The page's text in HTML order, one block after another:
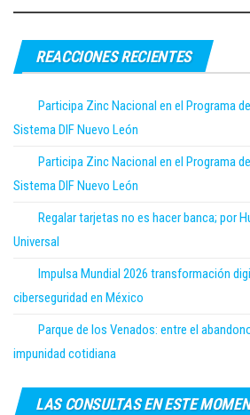
REACCIONES RECIENTES
Participa Zinc Nacional en el Programa
Sistema DIF Nuevo León
Participa Zinc Nacional en el Programa
Sistema DIF Nuevo León
Regalar tarjetas no es hacer banca; por
Universal
Impulsa Mundial 2026 transformación
ciberseguridad en México
Parque de los Venados: entre el
impunidad cotidiana
LAS CONSULTAS EN ESTE